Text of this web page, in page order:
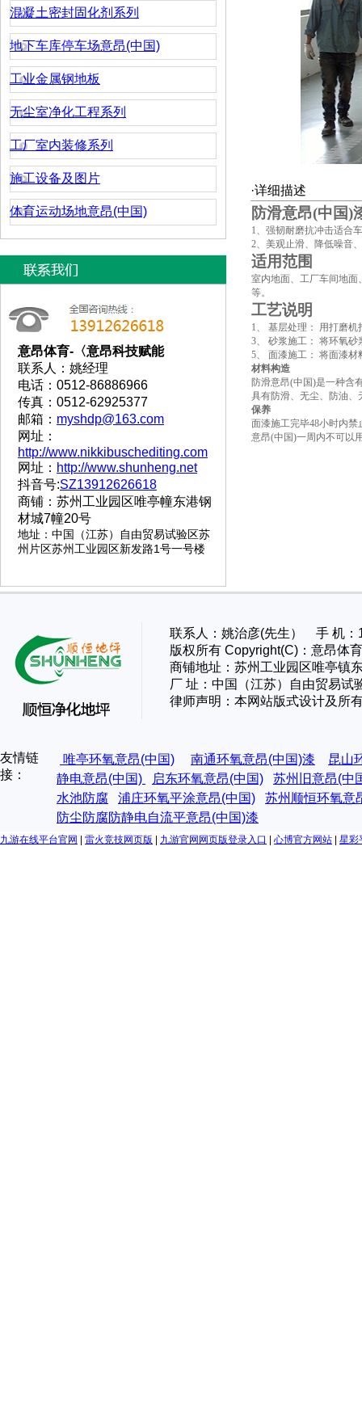
混凝土密封固化剂系列
地下车库停车场意昂(中国)
工业金属钢地板
无尘室净化工程系列
工厂室内装修系列
施工设备及图片
体育运动场地意昂(中国)
意昂体育-〈意昂科技赋能
联系人：姚经理
电话：0512-86886966
传真：0512-62925377
邮箱： myshdp@163.com
网址：
http://www.nikkibuschediting.com
网址： http://www.shunheng.net
抖音号:SZ13912626618
商铺：苏州工业园区唯亭幢东港钢
材城7幢20号
地址 ： 中国（江苏）自由贸易试验区苏
州片区苏州工业园区新发路1号一号楼
·详细描述
防滑意昂(中国)
1、强韧耐磨抗冲击适合
2、美观止滑、降低噪音
适用范围
室内地面、工厂车间地
等。
工艺说明
1、 基层处理： 用打磨
3、 砂浆施工： 将环氧
5、 面漆施工： 将面漆
材料构造
防滑意昂(中国)是一种含
具有防滑、无尘、防油
保养
面漆施工完毕48小时内
意昂(中国)一周内不可以
联系人：姚治彦(先生） 手 机
版权所有 Copyright(C)：意昂
商铺地址：苏州工业园区唯亭镇
厂 址： 中国（江苏）自由贸易试
律师声明：本网站版式设计及所
友情链
接：
唯亭环氧意昂(中国) 南通环氧意昂(中国)漆
昆山
静电意昂(中国)
启东环氧意昂(中国)
苏州旧意昂(中
水池防腐
浦庄环氧平涂意昂(中国)
苏州顺恒环氧意
防尘防腐防静电自流平意昂(中国)漆
九游在线平台官网 雷火竞技网页版 九游官网网页版登录入口 心博官方网站 星彩